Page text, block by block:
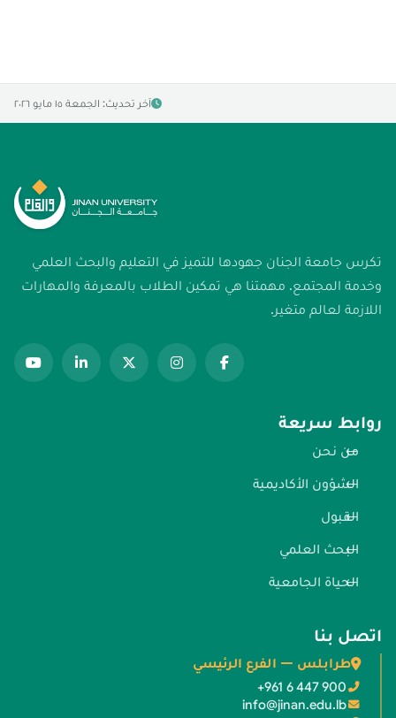
آخر تحديث: الجمعة ١٥ مايو ٢٠٢٦
تكرس جامعة الجنان جهودها للتميز في التعليم والبحث العلمي
وخدمة المجتمع. مهمتنا هي تمكين الطلاب بالمعرفة والمهارات
اللازمة لعالم متغير.
روابط سريعة
من نحن
الشؤون الأكاديمية
القبول
البحث العلمي
الحياة الجامعية
اتصل بنا
طرابلس — الفرع الرئيسي
+961 6 447 900
info@jinan.edu.lb